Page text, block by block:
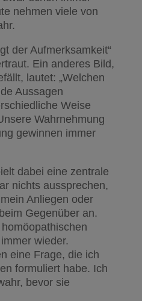
nehmen viele von
der Aufmerksamkeit“
Ein anderes Bild,
lautet: „Welchen
Aussagen
Weise
Wahrnehmung
gewinnen immer
dabei eine zentrale
nichts aussprechen,
Anliegen oder
Gegenüber an.
wieder.
eine Frage, die ich
formuliert habe. Ich
bevor sie